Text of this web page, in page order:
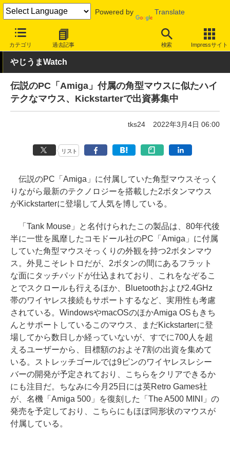
Powered by Translate
カテゴリ 過去記事 検索 Impressサイト
INTERNET Watch ハードウェア
やじうまWatch
伝説のPC「Amiga」付属の角型マウスに似たハイ
テクなマウス、Kickstarterで出資募集中
tks24 2022年3月4日 06:00
リスト
伝説のPC「Amiga」に付属していた角型マウスそっく
りながら最新のテクノロジーを搭載した2ボタンマウス
がKickstarterに登場して人気を博している。
「Tank Mouse」と名付けられたこの製品は、80年代後
半に一世を風靡したコモドール社のPC「Amiga」に付属
していた角型マウスそっくりの外観を持つ2ボタンマウ
ス。外見こそレトロだが、2ボタンの間にあるフラット
な面にタッチパッドが仕込まれており、これをなぞるこ
とでスクロールも行えるほか、Bluetoothおよび2.4GHz
帯のワイヤレス接続もサポートするなど、実用性も考慮
されている。WindowsやmacOSのほかAmiga OSもきち
んとサポートしているこのマウス、まだKickstarterに登
場してから数日しか経っていないが、すでに700人を超
えるユーザーから、目標額のおよそ7割の出資を集めて
いる。ストレッチゴールでは9ピンのワイヤレスレシー
バーの開発が予定されており、こちらをクリアできるか
にも注目だ。ちなみに今月25日には英Retro Games社
が、名機「Amiga 500」を復刻した「The A500 MINI」の
発売を予定しており、こちらにもほぼ同形状のマウスが
付属している。